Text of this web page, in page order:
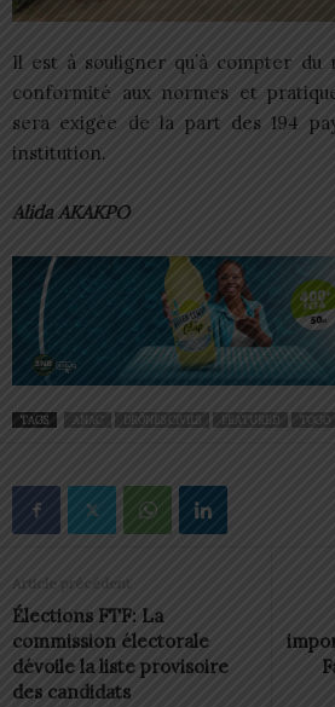
Il est à souligner qu’à compter du
conformité aux normes et
sera exigée de la part des 194
institution.
Alida AKAKPO
TAGS ANAC DRÔNES CIVILS FEATURED TOGO
Article précédent
Élections FTF: La
commission électorale
dévoile la liste provisoire
des candidats